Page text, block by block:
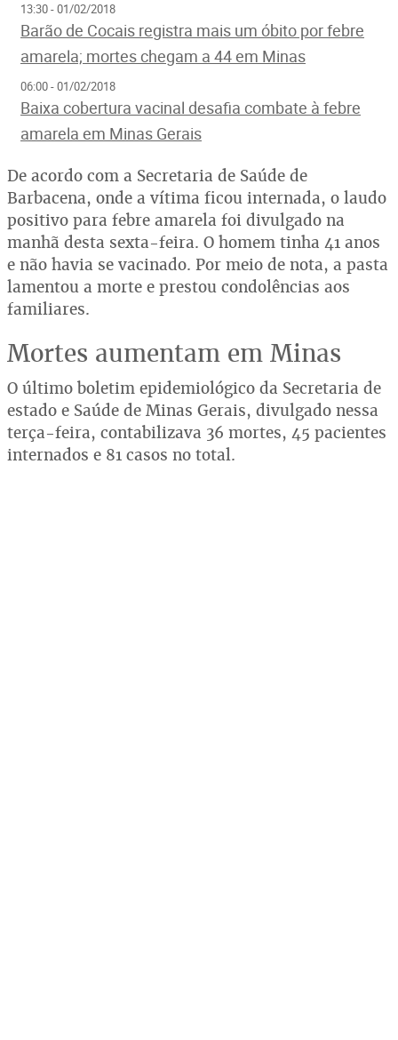
13:30 - 01/02/2018
Barão de Cocais registra mais um óbito por febre
amarela; mortes chegam a 44 em Minas
06:00 - 01/02/2018
Baixa cobertura vacinal desafia combate à febre
amarela em Minas Gerais
De acordo com a Secretaria de Saúde de
Barbacena, onde a vítima ficou internada, o laudo
positivo para febre amarela foi divulgado na
manhã desta sexta-feira. O homem tinha 41 anos
e não havia se vacinado. Por meio de nota, a pasta
lamentou a morte e prestou condolências aos
familiares.
Mortes aumentam em Minas
O último boletim epidemiológico da Secretaria de
estado e Saúde de Minas Gerais, divulgado nessa
terça-feira, contabilizava 36 mortes, 45 pacientes
internados e 81 casos no total.